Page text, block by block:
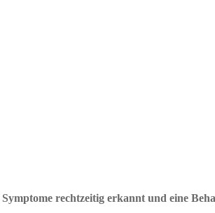
rechtzeitig erkannt und eine